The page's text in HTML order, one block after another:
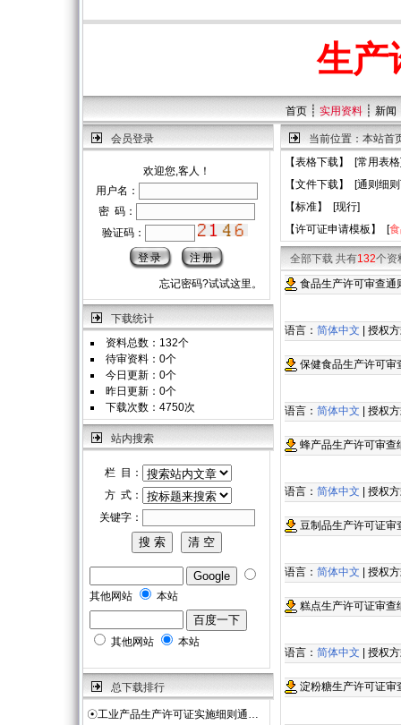
生产
首页 ┊ 实用资料 ┊ 新闻
会员登录
欢迎您,客人！
用户名：
密 码：
验证码：
忘记密码?试试这里。
下载统计
资料总数：132个
待审资料：0个
今日更新：0个
昨日更新：0个
下载次数：4750次
站内搜索
栏 目：
方 式：
关键字：
其他网站 本站
其他网站 本站
总下载排行
☉工业产品生产许可证实施细则通…
当前位置： 本站首
【表格下载】 [常用表格
【文件下载】 [通则细
【标准】 [现行]
【许可证申请模板 】 [
全部下载 共有132个资
食品生产许可审查通
语言： 简体中文 | 授权
保健食品生产许可审
语言： 简体中文 | 授权
蜂产品生产许可审查
语言： 简体中文 | 授权
豆制品生产许可证审
语言： 简体中文 | 授权
糕点生产许可证审查
语言： 简体中文 | 授权
淀粉糖生产许可证审